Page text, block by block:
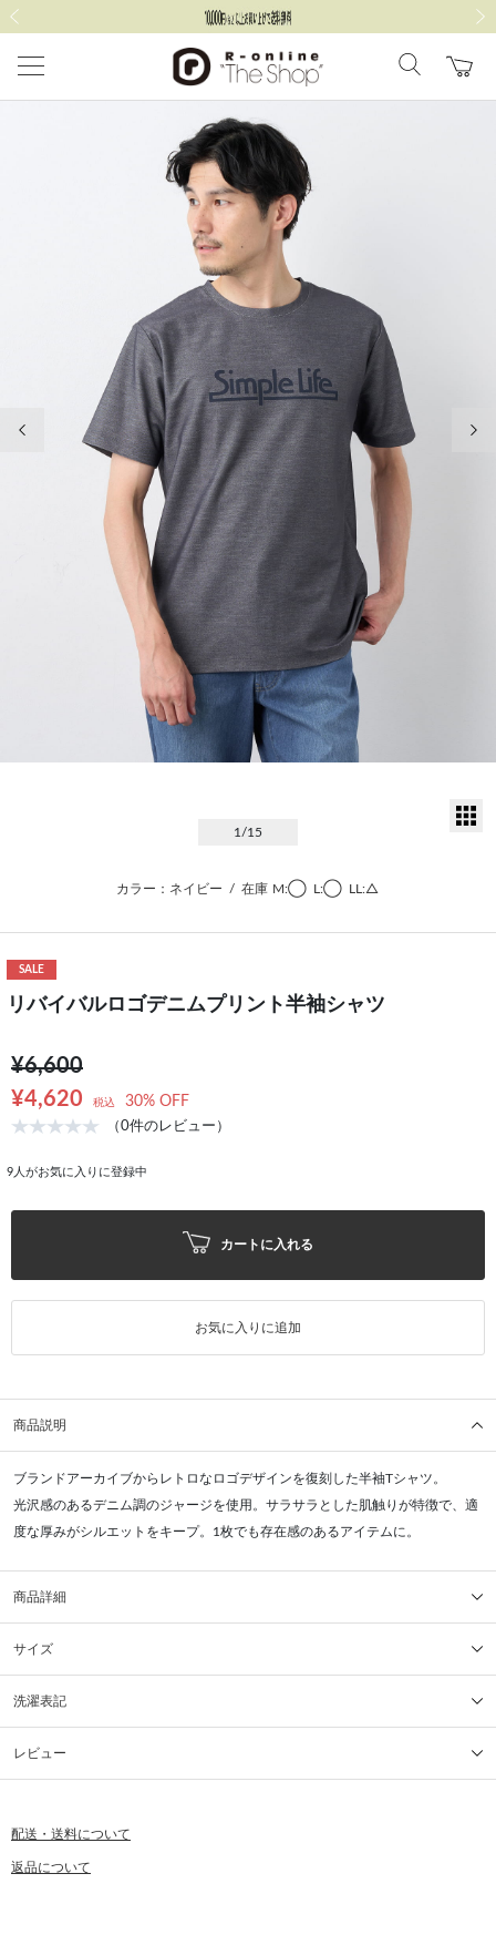
1 /15
カラー：ネイビー / 在庫 M:◯ L:◯ LL:△
SALE
リバイバルロゴデニムプリント半袖シャツ
¥6,600
¥4,620
税込 30% OFF
（0件のレビュー）
9 人がお気に入りに登録中
カートに入れる
お気に入りに追加
商品説明
ブランドアーカイブからレトロなロゴデザインを復刻した半袖Tシャツ。
光沢感のあるデニム調のジャージを使用。サラサラとした肌触りが特徴で、適
度な厚みがシルエットをキープ。1枚でも存在感のあるアイテムに。
商品詳細
サイズ
洗濯表記
レビュー
配送・送料について
返品について